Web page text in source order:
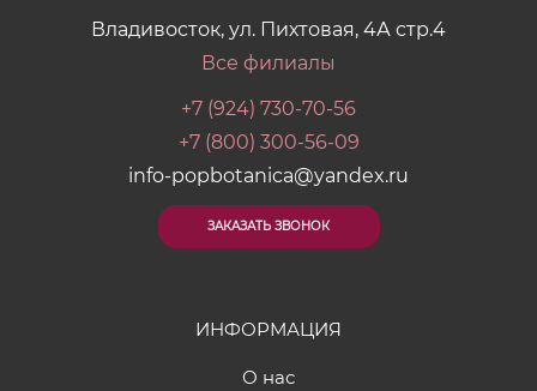
Владивосток, ул. Пихтовая, 4А стр.4
Все филиалы
+7 (924) 730-70-56
+7 (800) 300-56-09
info-popbotanica@yandex.ru
ЗАКАЗАТЬ ЗВОНОК
ИНФОРМАЦИЯ
О нас